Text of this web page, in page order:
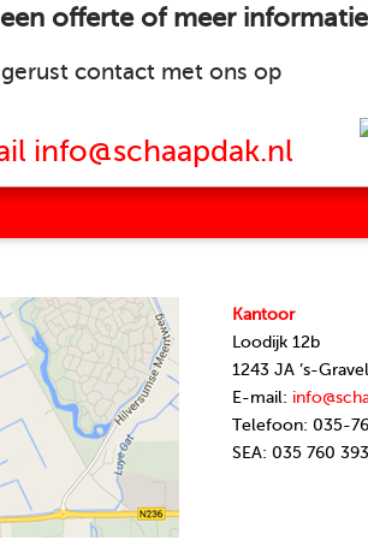
offerte of meer
contact met ons op
info@schaapdak.nl
Kantoor
Loodijk 12b
1243 JA ’s-
E-mail:
Telefoon: 035-
SEA: 035 760